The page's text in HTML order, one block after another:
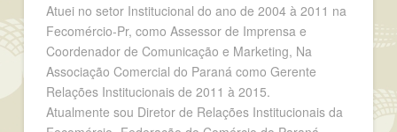
Atuei no setor Institucional do ano de 2004 à 2011 na
Fecomércio-Pr, como Assessor de Imprensa e
Coordenador de Comunicação e Marketing, Na
Associação Comercial do Paraná como Gerente
Relações Institucionais de 2011 à 2015.
Atualmente sou Diretor de Relações Institucionais da